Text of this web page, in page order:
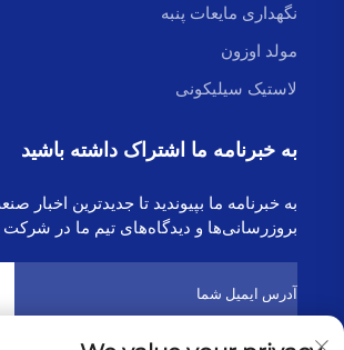
نگهداری مایعات پنبه
مولد اوزون
لاستیک سیلیکونی
به خبرنامه ما اشتراک داشته باشید
به خبرنامه ما بپیوندید تا جدیدترین اخبار
بروزرسانی‌ها و دیدگاه‌های تیم ما در شرکت